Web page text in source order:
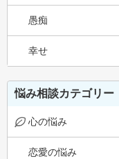
愚痴
幸せ
悩み相談カテゴリー
心の悩み
恋愛の悩み